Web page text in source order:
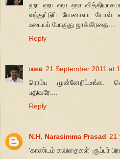
ஹா ஹா ஹா ஹா
வந்துட்டுப் போனாளா யோவ்
உடையப் போகுது ஜாக்கிரதை....
Reply
பாலா 21 September 2011 at
ரொம்ப முன்னேறிட்டீங்க.
பதிவரே....
Reply
N.H. Narasimma Prasad 21
'காண்டம் கவிதைகள்' சூப்பர்